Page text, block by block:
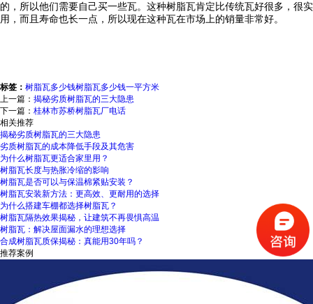
的，所以他们需要自己买一些瓦。这种树脂瓦肯定比传统瓦好很多，很实
用，而且寿命也长一点，所以现在这种瓦在市场上的销量非常好。
标签： 树脂瓦多少钱树脂瓦多少钱一平方米
上一篇： 揭秘劣质树脂瓦的三大隐患
下一篇： 桂林市苏桥树脂瓦厂电话
相关推荐
揭秘劣质树脂瓦的三大隐患
劣质树脂瓦的成本降低手段及其危害
为什么树脂瓦更适合家里用？
树脂瓦长度与热胀冷缩的影响
树脂瓦是否可以与保温棉紧贴安装？
树脂瓦安装新方法：更高效、更耐用的选择
为什么搭建车棚都选择树脂瓦？
树脂瓦隔热效果揭秘，让建筑不再畏惧高温
树脂瓦：解决屋面漏水的理想选择
合成树脂瓦质保揭秘：真能用30年吗？
推荐案例